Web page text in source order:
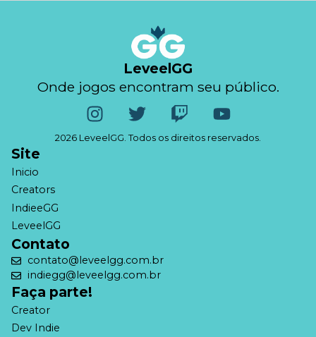
LeveelGG
Onde jogos encontram seu público.
2026 LeveelGG. Todos os direitos reservados.
Site
Inicio
Creators
IndieeGG
LeveelGG
Contato
contato@leveelgg.com.br
indiegg@leveelgg.com.br
Faça parte!
Creator
Dev Indie